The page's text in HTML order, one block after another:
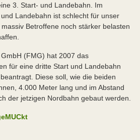
3. Start- und Landebahn. Im
Landebahn ist schlecht für unser
Betroffene noch stärker belasten
(FMG) hat 2007 das
für eine dritte Start und Landebahn
Diese soll, wie die beiden
4.000 Meter lang und im Abstand
der jetzigen Nordbahn gebaut werden.